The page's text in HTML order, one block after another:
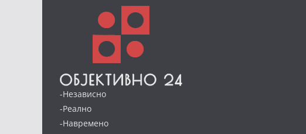
-Независно
-Реално
-Навремено